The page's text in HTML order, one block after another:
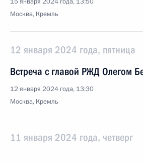
Москва, Кремль
12 января 2024 года, пятница
Встреча с главой РЖД Олегом
12 января 2024 года, 13:30
Москва, Кремль
11 января 2024 года, четверг